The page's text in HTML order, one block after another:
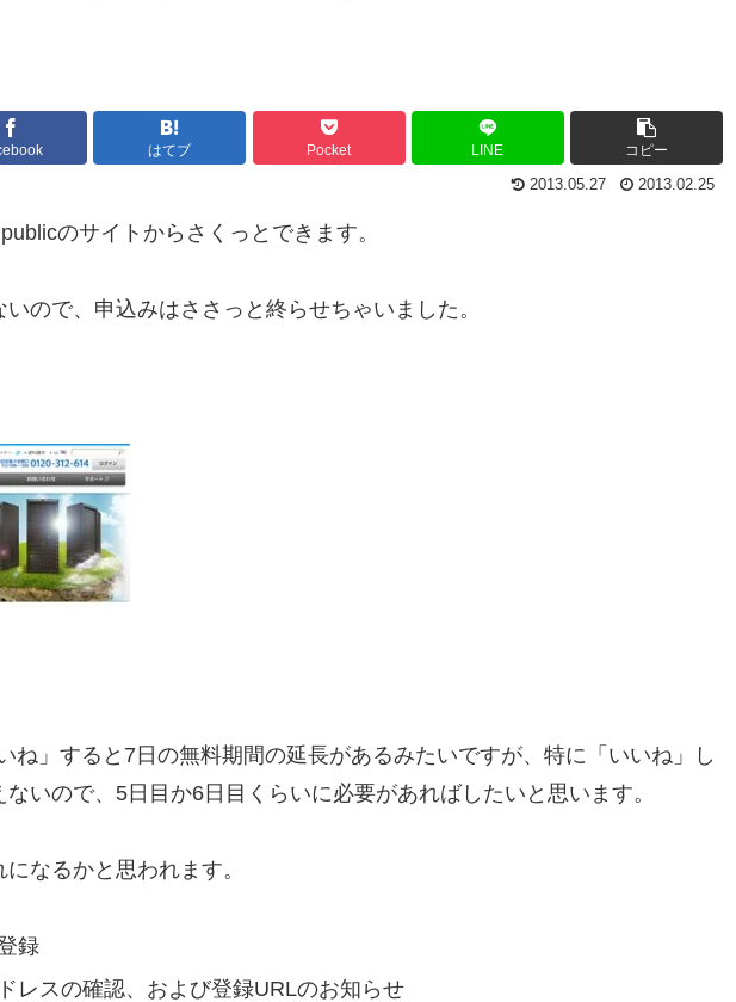
はてブ Pocket LINE コピー
2013.05.27 2013.02.25
のサイトからさくっとできます。
ので、申込みはささっと終らせちゃいました。
ね」すると7日の無料期間の延長があるみたいですが、特に「いいね」し
いので、5日目か6日目くらいに必要があればしたいと思います。
なるかと思われます。
録
レスの確認、および登録URLのお知らせ